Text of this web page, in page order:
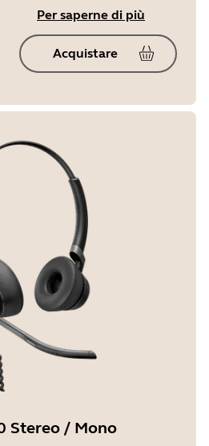
Per saperne di più
Acquistare
Stereo / Mono